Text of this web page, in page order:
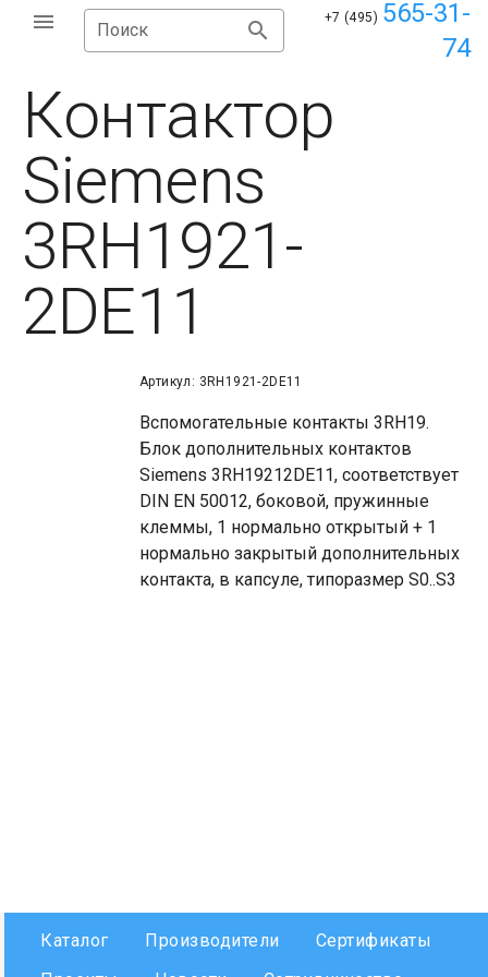
Поиск
+7 (495) 565-31-
74
Контактор
Siemens
3RH1921-
2DE11
Артикул: 3RH1921-2DE11
Вспомогательные контакты 3RH19.
Блок дополнительных контактов
Siemens 3RH19212DE11, соответствует
DIN EN 50012, боковой, пружинные
клеммы, 1 нормально открытый + 1
нормально закрытый дополнительных
контакта, в капсуле, типоразмер S0..S3
Каталог Производители
Сертификаты